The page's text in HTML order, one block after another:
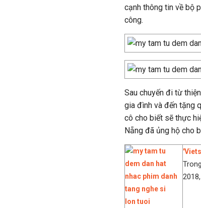
cạnh thông tin về bộ
công.
Sau chuyến đi từ
gia đình và đến tặng
cô cho biết sẽ thực
Nẵng đã ủng hộ cho